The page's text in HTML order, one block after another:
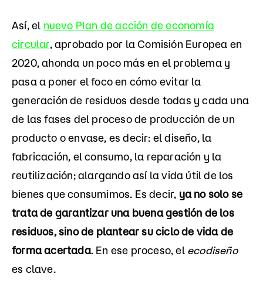
Así, el nuevo Plan de acción de economía
circular, aprobado por la Comisión Europea en
2020, ahonda un poco más en el problema y
pasa a poner el foco en cómo evitar la
generación de residuos desde todas y cada una
de las fases del proceso de producción de un
producto o envase, es decir: el diseño, la
fabricación, el consumo, la reparación y la
reutilización; alargando así la vida útil de los
bienes que consumimos. Es decir, ya no solo se
trata de garantizar una buena gestión de los
residuos, sino de plantear su ciclo de vida de
forma acertada. En ese proceso, el ecodiseño
es clave.